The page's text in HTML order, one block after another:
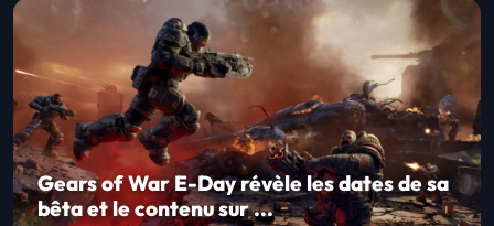
Gears of War E-Day révèle les dates de sa
bêta et le contenu sur ...